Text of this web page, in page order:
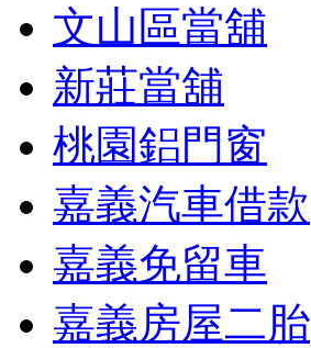
文山區當舖
新莊當舖
桃園鋁門窗
嘉義汽車借款
嘉義免留車
嘉義房屋二胎